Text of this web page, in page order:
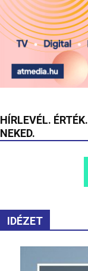
HÍRLEVÉL. ÉRTÉK.
NEKED.
IDÉZET